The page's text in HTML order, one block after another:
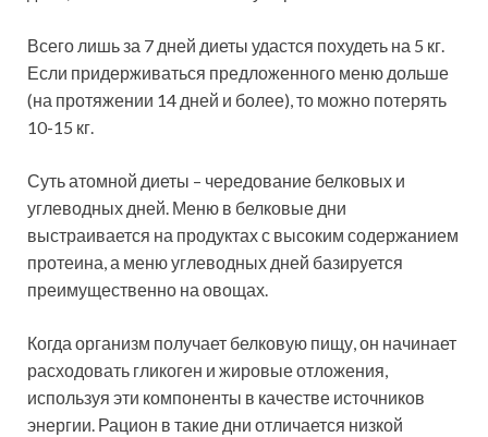
Всего лишь за 7 дней диеты удастся похудеть на 5 кг.
Если придерживаться предложенного меню дольше
(на протяжении 14 дней и более), то можно потерять
10-15 кг.
Суть атомной диеты – чередование белковых и
углеводных дней. Меню в белковые дни
выстраивается на продуктах с высоким содержанием
протеина, а меню углеводных дней базируется
преимущественно на овощах.
Когда организм получает белковую пищу, он начинает
расходовать гликоген и жировые отложения,
используя эти компоненты в качестве источников
энергии. Рацион в такие дни отличается низкой